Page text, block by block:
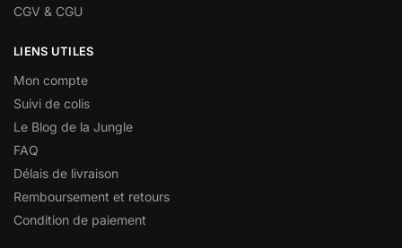
CGV & CGU
LIENS UTILES
Mon compte
Suivi de colis
Le Blog de la Jungle
FAQ
Délais de livraison
Remboursement et retours
Condition de paiement